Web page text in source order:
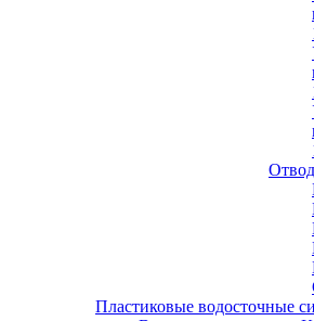
Пластиковые водосточные